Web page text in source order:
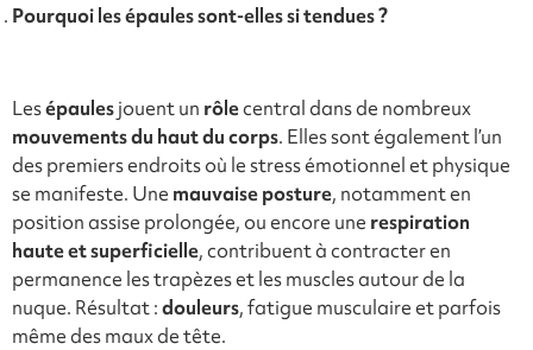
Pourquoi les épaules sont-elles si tendues ?
Lesépaulesjouent un rôlecentral dans de nombreux
mouvements du haut du corps. Elles sont également l’un
des premiers endroits où le stress émotionnel et physique
se manifeste. Une mauvaise posture, notamment en
position assise prolongée, ou encore une respiration
haute et superficielle, contribuent à contracter en
permanence les trapèzes et les muscles autour de la
nuque. Résultat :douleurs, fatigue musculaire et parfois
même des maux de tête.